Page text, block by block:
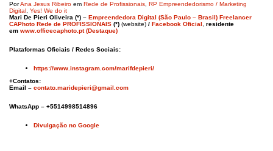
PorAna Jesus Ribeiro em Rede de Profissionais RP Empreendedorismo / Marketing
Digital Yes! We do it
Mari De Pieri Oliveira (*) – Empreendedora Digital (São Paulo – Brasil) Freelancer
CAPhoto Rede de PROFISSIONAIS (*) (website) / Facebook Oficial
residente
em www.officecaphoto.pt (Destaque)
Plataformas Oficiais / Redes Sociais:
https://www.instagram.com/marifdepieri/
+Contatos:
Email – contato.maridepieri@gmail.com
WhatsApp – +5514998514896
Divulgação no Google